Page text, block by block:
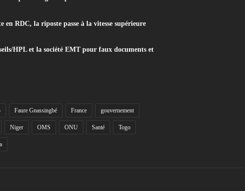
en RDC, la riposte passe à la vitesse supérieure
HPL et la société EMT pour faux documents et
Faure Gnassingbé France gouvernement
Niger OMS ONU Santé Togo